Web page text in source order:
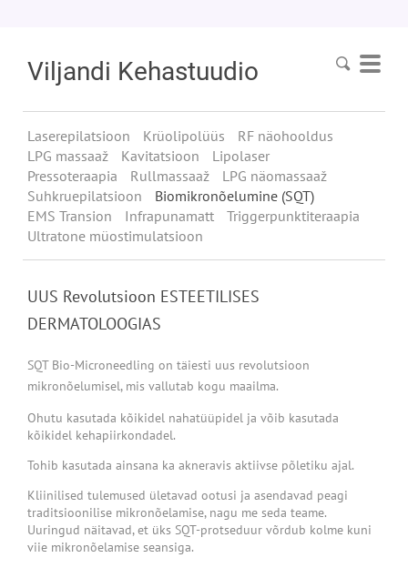
Viljandi Kehastuudio
Laserepilatsioon Krüolipolüüs
RF näohooldus
LPG massaaž
Kavitatsioon
Lipolaser
Pressoteraapia
Rullmassaaž
LPG näomassaaž
Suhkruepilatsioon
Biomikronõelumine (SQT)
EMS Transion
Infrapunamatt
Triggerpunktiteraapia
Ultratone müostimulatsioon
UUS Revolutsioon ESTEETILISES
DERMATOLOOGIAS
SQT Bio-Microneedling on täiesti uus revolutsioon
mikronõelumisel, mis vallutab kogu maailma.
Ohutu kasutada kõikidel nahatüüpidel ja võib kasutada
kõikidel kehapiirkondadel.
Tohib kasutada ainsana ka akneravis aktiivse põletiku ajal.
Kliinilised tulemused ületavad ootusi ja asendavad peagi
traditsioonilise mikronõelamise, nagu me seda teame.
Uuringud näitavad, et üks SQT-protseduur võrdub kolme kuni
viie mikronõelamise seansiga.